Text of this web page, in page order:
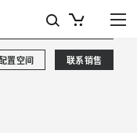
联系销售
置空间